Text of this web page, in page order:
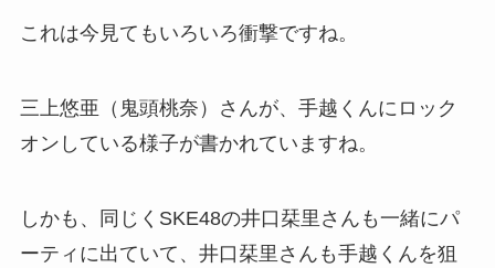
これは今見てもいろいろ衝撃ですね。
三上悠亜（鬼頭桃奈）さんが、手越くんにロック
オンしている様子が書かれていますね。
しかも、同じくSKE48の井口栞里さんも一緒にパ
ーティに出ていて、井口栞里さんも手越くんを狙